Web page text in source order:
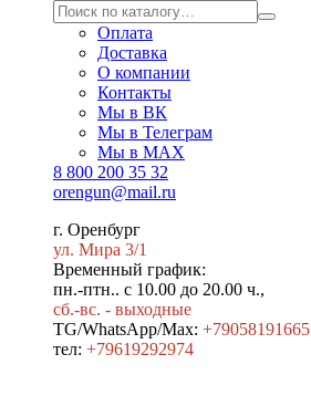
Оплата
Доставка
О компании
Контакты
Мы в ВК
Мы в Телеграм
Мы в МAX
8 800 200 35 32
orengun@mail.ru
г. Оренбург
ул. Мира 3/1
Временный график:
пн.-птн.. с 10.00 до 20.00 ч.,
сб.-вс. - выходные
TG/WhatsApp/Max: +79058191665
тел: +79619292974